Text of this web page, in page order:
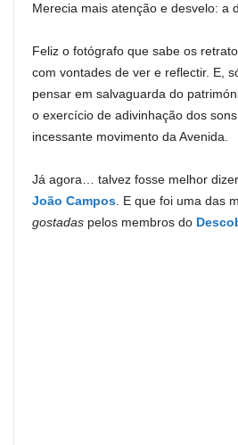
Merecia mais atenção e desvelo: a
Feliz o fotógrafo que sabe os
com vontades de ver e reflectir. E,
pensar em salvaguarda do
o exercício de adivinhação dos
incessante movimento da Avenida.
Já agora… talvez fosse melhor
João Campos. E que foi uma das
gostadaspelos membros do